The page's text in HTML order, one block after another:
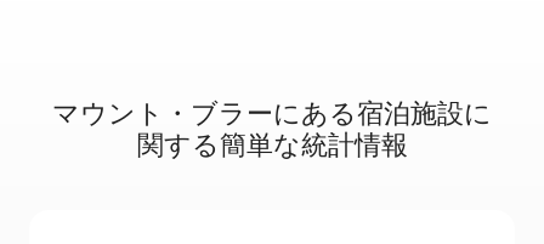
マウント・ブラーに⁠あ⁠る宿⁠泊⁠施⁠設⁠に
関⁠す⁠る簡⁠単⁠な統⁠計⁠情⁠報